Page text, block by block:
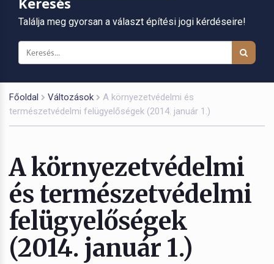
Találja meg gyorsan a választ építési jogi kérdéseire!
Főoldal Változások
A környezetvédelmi és
természetvédelmi felügyelőségek (2014. január 1.)
A környezetvédelmi
és természetvédelmi
felügyelőségek
(2014. január 1.)